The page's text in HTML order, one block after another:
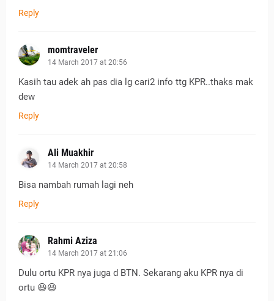
Reply
momtraveler
14 March 2017 at 20:56
Kasih tau adek ah pas dia lg cari2 info ttg KPR..thaks mak
dew
Reply
Ali Muakhir
14 March 2017 at 20:58
Bisa nambah rumah lagi neh
Reply
Rahmi Aziza
14 March 2017 at 21:06
Dulu ortu KPR nya juga d BTN. Sekarang aku KPR nya di
ortu 😆😆